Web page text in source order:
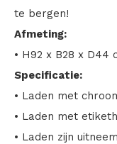
te bergen!
Afmeting:
• H92 x B28 x D44
Specificatie:
• Laden met
• Laden met
• Laden zijn